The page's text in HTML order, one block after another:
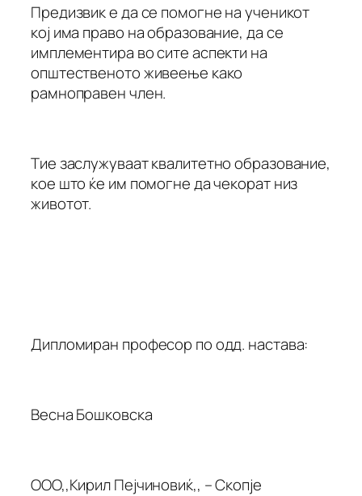
Предизвик е да се помогне на ученикот
кој има право на образование, да се
имплементира во сите аспекти на
општественото живеење како
рамноправен член.
Тие заслужуваат квалитетно образование,
кое што ќе им помогне да чекорат низ
животот.
Дипломиран професор по одд. настава:
Весна Бошковска
ООО,,Кирил Пејчиновиќ,, – Скопје